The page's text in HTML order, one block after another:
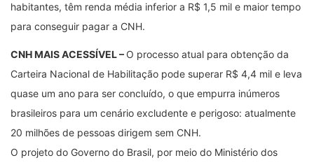
habitantes, têm renda média inferior a R$ 1,5 mil e maior tempo
para conseguir pagar a CNH.
CNH MAIS ACESSÍVEL – O processo atual para obtenção da
Carteira Nacional de Habilitação pode superar R$ 4,4 mil e leva
quase um ano para ser concluído, o que empurra inúmeros
brasileiros para um cenário excludente e perigoso: atualmente
20 milhões de pessoas dirigem sem CNH.
O projeto do Governo do Brasil, por meio do Ministério dos